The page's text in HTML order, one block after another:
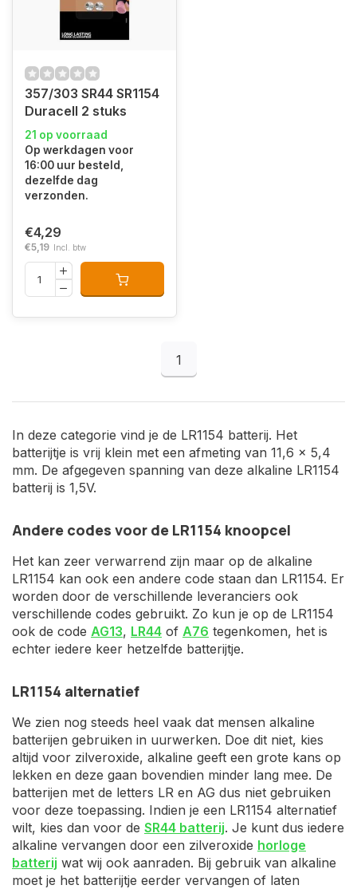
357/303 SR44 SR1154
Duracell 2 stuks
21 op voorraad
Op werkdagen voor
16:00 uur besteld,
dezelfde dag
verzonden.
€4,29
€5,19 Incl. btw
1
In deze categorie vind je de LR1154 batterij. Het
batterijtje is vrij klein met een afmeting van 11,6 x 5,4
mm. De afgegeven spanning van deze alkaline LR1154
batterij is 1,5V.
Andere codes voor de LR1154 knoopcel
Het kan zeer verwarrend zijn maar op de alkaline
LR1154 kan ook een andere code staan dan LR1154. Er
worden door de verschillende leveranciers ook
verschillende codes gebruikt. Zo kun je op de LR1154
ook de code AG13, LR44 of A76 tegenkomen, het is
echter iedere keer hetzelfde batterijtje.
LR1154 alternatief
We zien nog steeds heel vaak dat mensen alkaline
batterijen gebruiken in uurwerken. Doe dit niet, kies
altijd voor zilveroxide, alkaline geeft een grote kans op
lekken en deze gaan bovendien minder lang mee. De
batterijen met de letters LR en AG dus niet gebruiken
voor deze toepassing. Indien je een LR1154 alternatief
wilt, kies dan voor de SR44 batterij. Je kunt dus iedere
alkaline vervangen door een zilveroxide horloge
batterij wat wij ook aanraden. Bij gebruik van alkaline
moet je het batterijtje eerder vervangen of laten